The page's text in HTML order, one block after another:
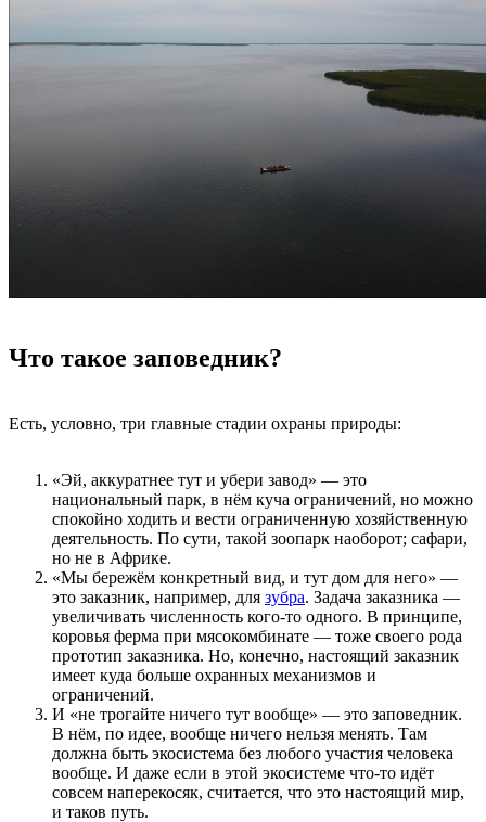
Что такое заповедник?
Есть, условно, три главные стадии охраны природы:
«Эй, аккуратнее тут и убери завод» — это
национальный парк, в нём куча ограничений, но можно
спокойно ходить и вести ограниченную хозяйственную
деятельность. По сути, такой зоопарк наоборот; сафари,
но не в Африке.
«Мы бережём конкретный вид, и тут дом для него» —
это заказник, например, для зубра. Задача заказника —
увеличивать численность кого-то одного. В принципе,
коровья ферма при мясокомбинате — тоже своего рода
прототип заказника. Но, конечно, настоящий заказник
имеет куда больше охранных механизмов и
ограничений.
И «не трогайте ничего тут вообще» — это заповедник.
В нём, по идее, вообще ничего нельзя менять. Там
должна быть экосистема без любого участия человека
вообще. И даже если в этой экосистеме что-то идёт
совсем наперекосяк, считается, что это настоящий мир,
и таков путь.